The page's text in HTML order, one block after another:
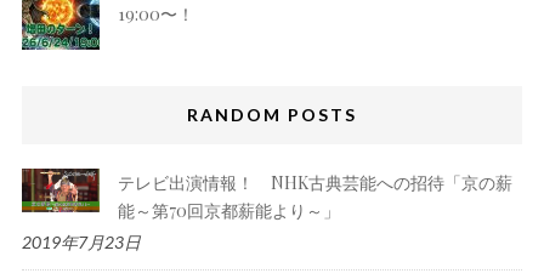
19:00〜！
RANDOM POSTS
テレビ出演情報！ NHK古典芸能への招待「京の薪
能～第70回京都薪能より～」
2019年7月23日